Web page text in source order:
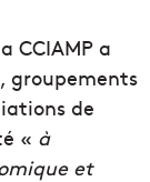
CCIAMP a
groupements
de
« à
et